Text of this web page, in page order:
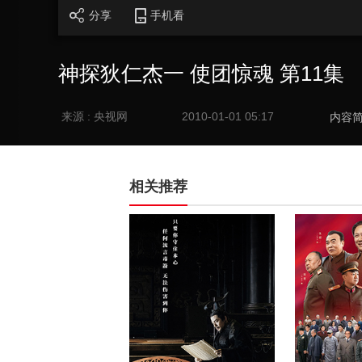
分享 手机看
神探狄仁杰一 使团惊魂 第11集
来源 : 央视网 2010-01-01 05:17 内容
相关推荐